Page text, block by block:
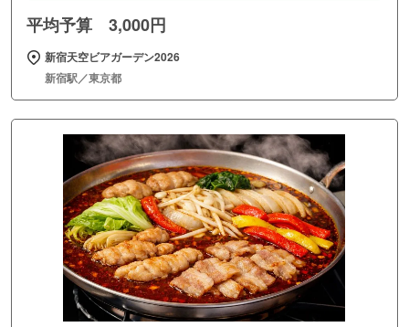
平均予算 3,000円
新宿天空ビアガーデン2026
新宿駅／東京都